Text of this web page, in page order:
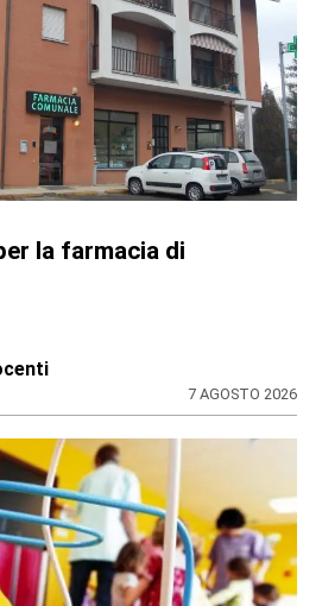
Nicco: “Onorare gli
in ogni parte del
7 AGOSTO 2026